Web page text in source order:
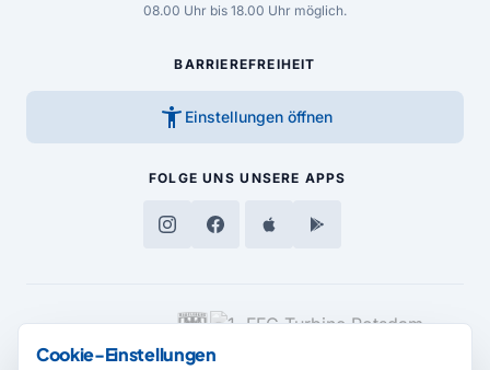
08.00 Uhr bis 18.00 Uhr möglich.
BARRIEREFREIHEIT
accessibility_new Einstellungen öffnen
FOLGE UNS UNSERE APPS
MEDIENPARTNER
Cookie-Einstellungen